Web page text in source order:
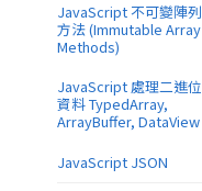
JavaScript 不可變陣列
方法 (Immutable Array
Methods)
JavaScript 處理二進位
資料 TypedArray,
ArrayBuffer, DataView
JavaScript JSON